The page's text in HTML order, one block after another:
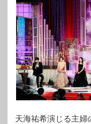
天海祐希演じる主婦